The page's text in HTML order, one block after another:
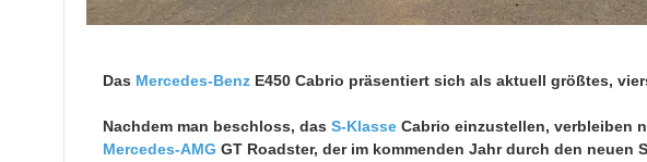
Das Mercedes-BenzE450 Cabrio präsentiert sich als aktuell größtes,
Nachdem man beschloss, das S-KlasseCabrio einzustellen, verbleiben
Mercedes-AMG GT Roadster, der im kommenden Jahr durch den neuen